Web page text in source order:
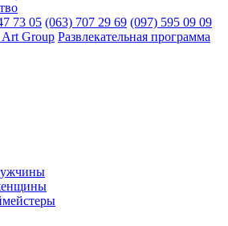
73 05 (063) 707 29 69 (097) 595 09 09
Art Group Развлекательная программа